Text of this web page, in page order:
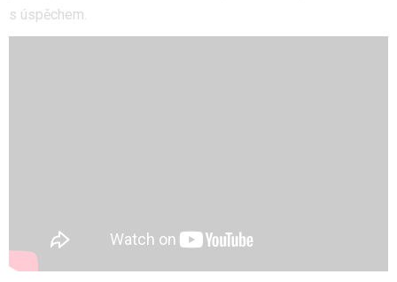
s úspěchem.